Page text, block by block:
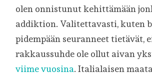
olen onnistunut kehittämään
addiktion. Valitettavasti, kuten
pidempään seuranneet tietävät,
rakkaussuhde ole ollut aivan
viime vuosina. Italialaisen